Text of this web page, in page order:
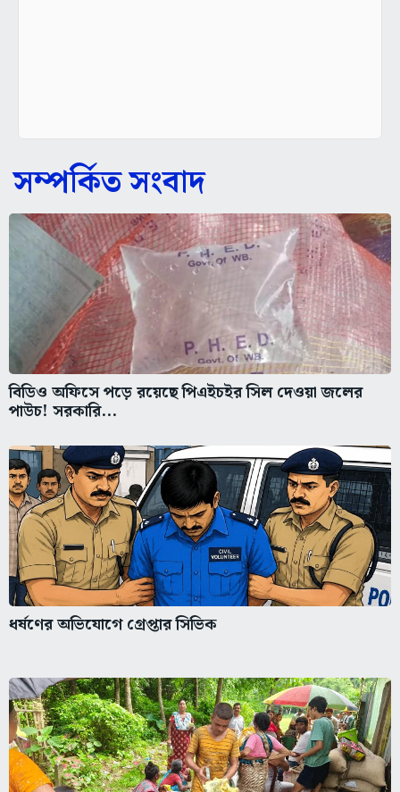
সম্পর্কিত সংবাদ
বিডিও অফিসে পড়ে রয়েছে পিএইচইর সিল দেওয়া জলের
পাউচ! সরকারি...
ধর্ষণের অভিযোগে গ্রেপ্তার সিভিক